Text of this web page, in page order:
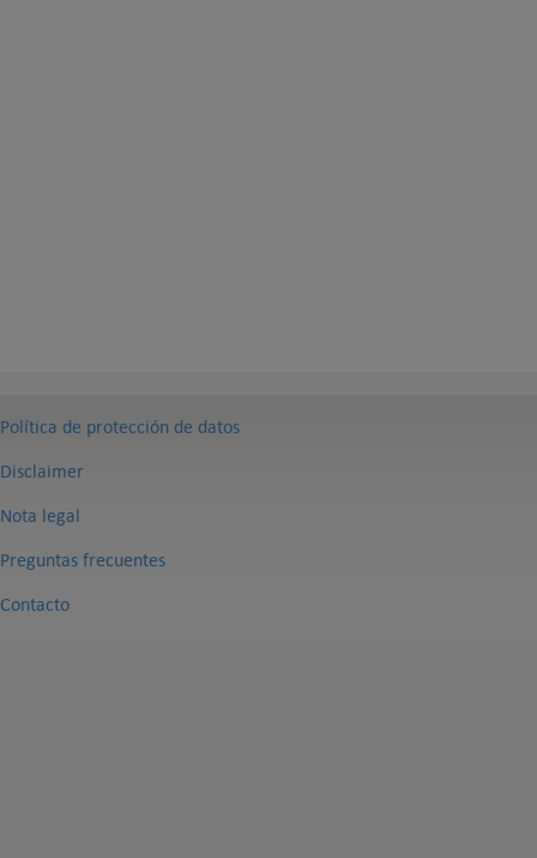
Política de protección de datos
Disclaimer
Nota legal
Preguntas frecuentes
Contacto